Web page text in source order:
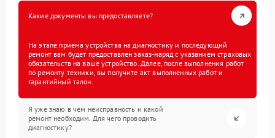
Какие документы вы предоставляете?
На этапе приема устройства на диагностику и последующий
ремонт вам будет предоставлен заказ-наряд с указанием страховых
обязательств на ваше устройство. Далее, после выполнения работ
по ремонту техники, вы получите акт выполненных работ и
гарантийный талон.
Я уже знаю в чем неисправность и какой
ремонт необходим. Для чего проводить
диагностику?